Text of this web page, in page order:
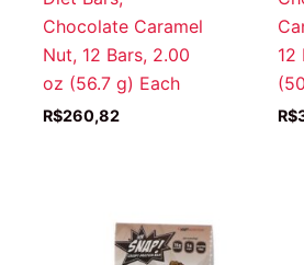
Chocolate Caramel
Nut, 12 Bars, 2.00
oz (56.7 g) Each
R$260,82
12
R$